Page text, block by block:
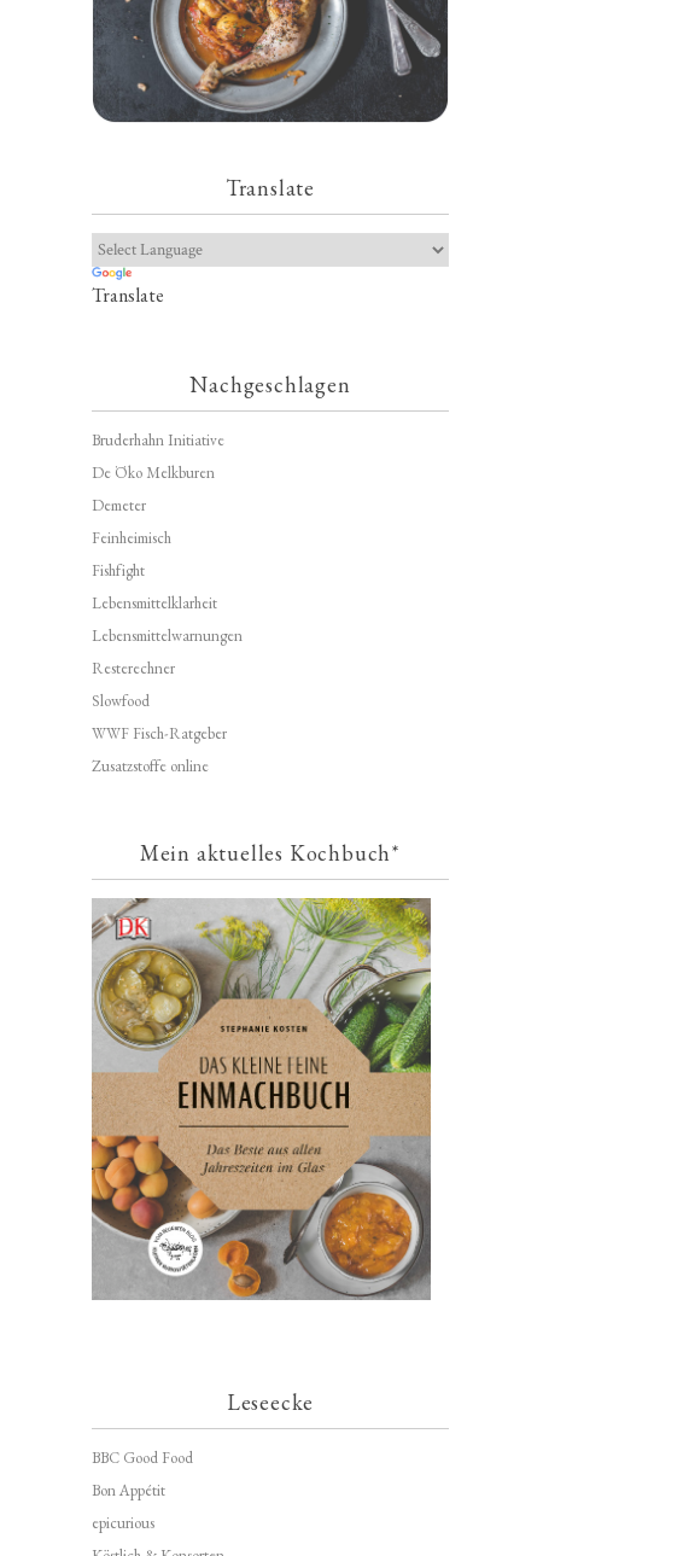
Translate
Translate
Nachgeschlagen
Bruderhahn Initiative
De Öko Melkburen
Demeter
Feinheimisch
Fishfight
Lebensmittelklarheit
Lebensmittelwarnungen
Resterechner
Slowfood
WWF Fisch-Ratgeber
Zusatzstoffe online
Mein aktuelles Kochbuch*
Leseecke
BBC Good Food
Bon Appétit
epicurious